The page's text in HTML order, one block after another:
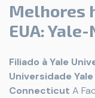
Melhores
EUA:
Filiado à Yale
Universidade Yale
Connecticut A